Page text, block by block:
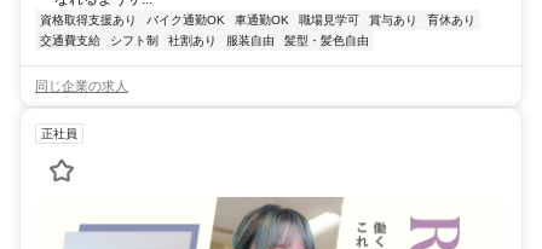
資格取得支援あり バイク通勤OK 車通勤OK 職場見学可 賞与あり
育休あり
交通費支給
シフト制 社割あり 服装自由 髪型・髪色自由
同じ企業の求人
正社員